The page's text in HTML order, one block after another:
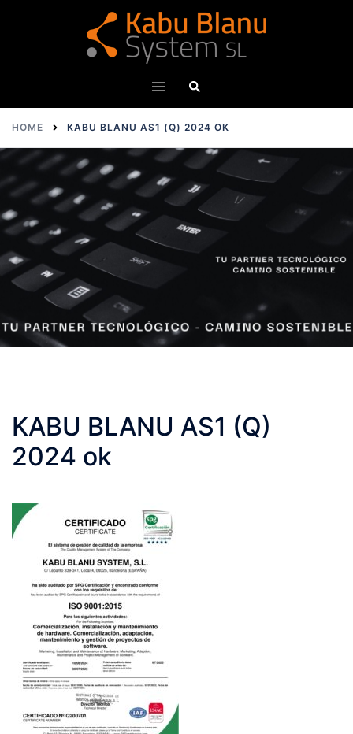
ToggleSearch
HOME KABU BLANU AS1 (Q) 2024 OK
KABU BLANU AS1 (Q)
2024 ok